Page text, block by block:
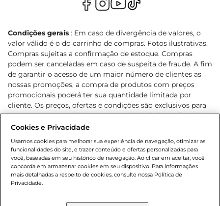
Condições gerais : Em caso de divergência de valores, o
valor válido é o do carrinho de compras. Fotos ilustrativas.
Compras sujeitas a confirmação de estoque. Compras
podem ser canceladas em caso de suspeita de fraude. A fim
de garantir o acesso de um maior número de clientes as
nossas promoções, a compra de produtos com preços
promocionais poderá ter sua quantidade limitada por
cliente. Os preços, ofertas e condições são exclusivos para
o e-commerce e válidos durante o dia de hoje, podendo
sofrer alterações sem prévia notificação. Proibida a venda
Lei n.º 8069/90, art. 81, inciso II (Estatuto da Criança e do
Adolescente). Preços e condições exclusivos para o
www.bretas.com.br, podendo sofrer alterações sem aviso
prévio. O valor mínimo para as compras on-line é de R$
80,00.
Cookies e Privacidade
Usamos cookies para melhorar sua experiência de navegação, otimizar as
funcionalidades do site, e trazer conteúdo e ofertas personalizadas para
você, baseadas em seu histórico de navegação. Ao clicar em aceitar, você
concorda em armazenar cookies em seu dispositivo. Para informações
mais detalhadas a respeito de cookies, consulte nossa Política de
Privacidade.